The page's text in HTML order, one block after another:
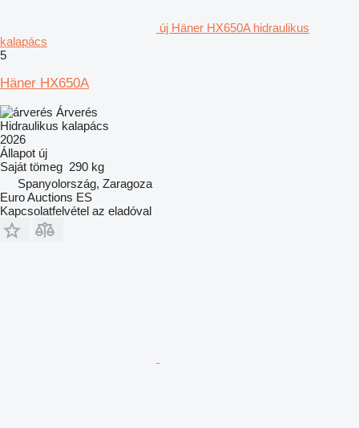
új Häner HX650A hidraulikus
kalapács
5
Häner HX650A
Árverés
Hidraulikus kalapács
2026
Állapot új
Saját tömeg 290 kg
Spanyolország, Zaragoza
Euro Auctions ES
Kapcsolatfelvétel az eladóval